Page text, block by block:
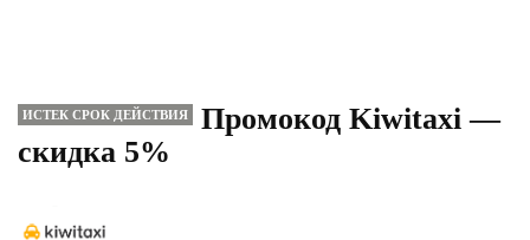
ИСТЕК СРОК ДЕЙСТВИЯ
Промокод Kiwitaxi —
скидка 5%